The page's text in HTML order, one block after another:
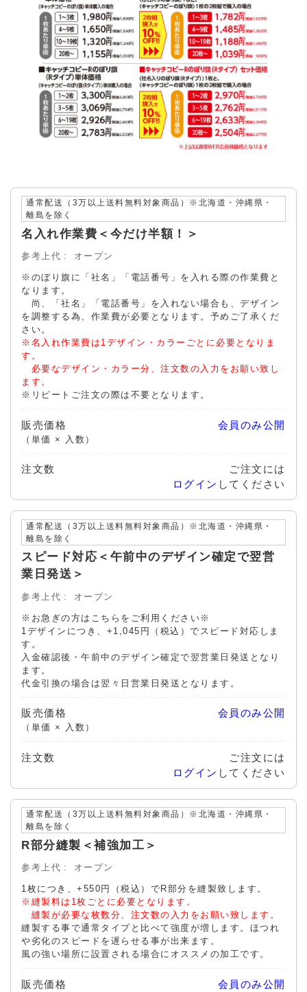
通常配送（3万以上送料無料対象商品）※北海道・沖縄県・
離島を除く
名入れ作業費＜今だけ半額！＞
参考上代 オープン
※のぼり旗に「社名」「電話番号」を入れる際の作業費と
なります。
尚、「社名」「電話番号」を入れない場合も、デザイン
を調整する為、作業費が必要となります。予めご了承くだ
さい。
※名入れ作業費は1デザイン・カラーごとに必要となりま
す。
必要なデザイン・カラー分、注文数の入力をお願い致し
ます。
※リピートご注文の際は不要となります。
販売価格
（単価 × 入数）
会員のみ公開
注文数
ご注文には
ログイン してください
通常配送（3万以上送料無料対象商品）※北海道・沖縄県・
離島を除く
スピード対応＜午前中のデザイン確定で翌営
業日発送＞
参考上代 オープン
※お急ぎの方はこちらをご利用ください※
1デザインにつき、+1,045円（税込）でスピード対応しま
す。
入金確認後・午前中のデザイン確定で翌営業日発送となり
ます。
代金引換の場合は翌々日営業日発送となります。
販売価格
（単価 × 入数）
会員のみ公開
注文数
ご注文には
ログイン してください
通常配送（3万以上送料無料対象商品）※北海道・沖縄県・
離島を除く
R部分縫製＜補強加工＞
参考上代 オープン
1枚につき、+550円（税込）でR部分を縫製致します。
※縫製料は1枚ごとに必要となります。
縫製が必要な枚数分、注文数の入力をお願い致します。
縫製する事で通常タイプと比べて強度が増します。ほつれ
や劣化のスピードを遅らせる事が出来ます。
風の強い場所に設置される場合にオススメの加工です。
販売価格 会員のみ公開